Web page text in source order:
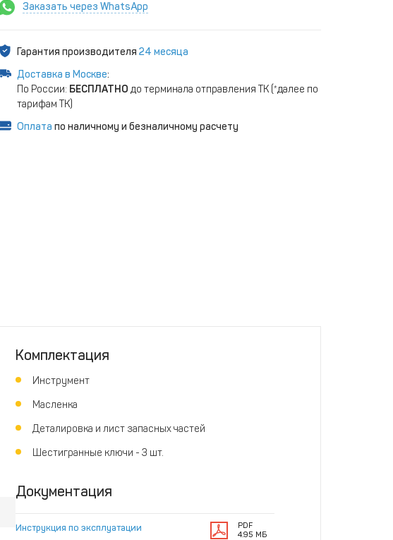
Заказать через WhatsApp
Гарантия производителя 24 месяца
Доставка в Москве:
По России: БЕСПЛАТНО до терминала отправления ТК (*далее по
тарифам ТК)
Оплата по наличному и безналичному расчету
Комплектация
Инструмент
Масленка
Деталировка и лист запасных частей
Шестигранные ключи - 3 шт.
Документация
Инструкция по эксплуатации
PDF
4.95 МБ